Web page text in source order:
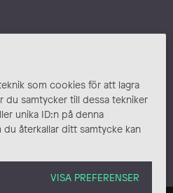
som cookies för att lagra
du samtycker till dessa tekniker
unika ID:n på denna
återkallar ditt samtycke kan
VISA PREFERENSER